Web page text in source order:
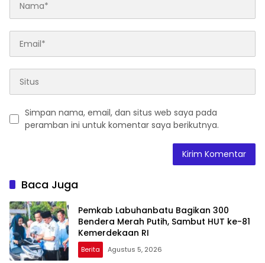
Simpan nama, email, dan situs web saya pada
peramban ini untuk komentar saya berikutnya.
Baca Juga
Pemkab Labuhanbatu Bagikan 300
Bendera Merah Putih, Sambut HUT ke-81
Kemerdekaan RI
Berita Agustus 5, 2026